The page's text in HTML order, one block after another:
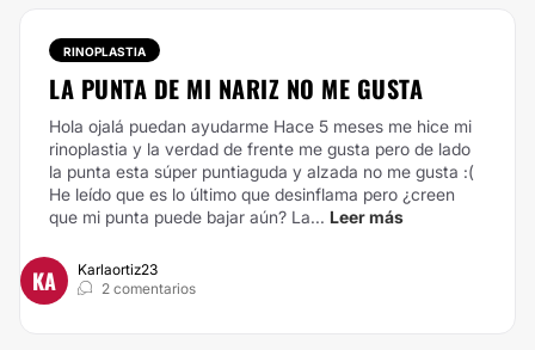
RINOPLASTIA
LA PUNTA DE MI NARIZ NO ME GUSTA
Hola ojalá puedan ayudarme Hace 5 meses me hice mi
rinoplastia y la verdad de frente me gusta pero de lado
la punta esta súper puntiaguda y alzada no me gusta :(
He leído que es lo último que desinflama pero ¿creen
que mi punta puede bajar aún? La... Leer más
KA
Karlaortiz23
2 comentarios